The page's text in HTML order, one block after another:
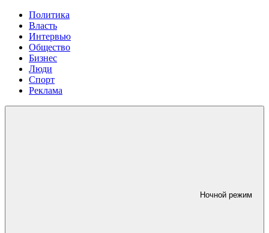
Политика
Власть
Интервью
Общество
Бизнес
Люди
Спорт
Реклама
Ночной режим